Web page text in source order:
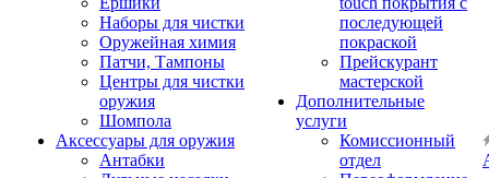
Наборы для чистки
Оружейная химия
Патчи, Тампоны
Центры для чистки
оружия
Шомпола
Аксессуары для оружия
Антабки
последующей
покраской
Прейскурант
мастерской
Дополнительные
услуги
Комиссионный
отдел